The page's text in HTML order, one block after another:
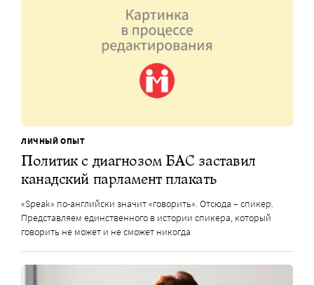
ЛИЧНЫЙ ОПЫТ
Политик с диагнозом БАС заставил
канадский парламент плакать
«Speak» по-английски значит «говорить». Отсюда – спикер.
Представляем единственного в истории спикера, который
говорить не может и не сможет никогда